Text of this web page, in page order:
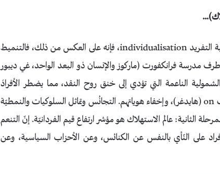
من المفارقات؛ إذا كان هذا المجتمع يشهد ديناميكية التفريد individualisation، فإنه على العكس من ذلك، فالتنميط
مدرسة فرانكفورت (ماركوز والإنسان ذو البعد الواحد، غي ديبور
الناعمة التي تؤدي إلى خنق روح النقد، مما يضطر الأفرادَ
المهووسين بالاستهلاك، إلى الاختباء تحت الضمير غير المُعَرَّف on (هايدغر)، وإخفاء هوياتهم. التجانُس وتماثل السلوكيات والنمطيّة
الثانية: عالم الاستهلاك هو مؤشر ارتفاع قيم الفردانيّة. إنّ التنعم
على النّأي بالنفس عن الكنائس، وعن الأحزاب السياسية، وعن